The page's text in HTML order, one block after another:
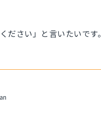
ださい」と言いたいです。